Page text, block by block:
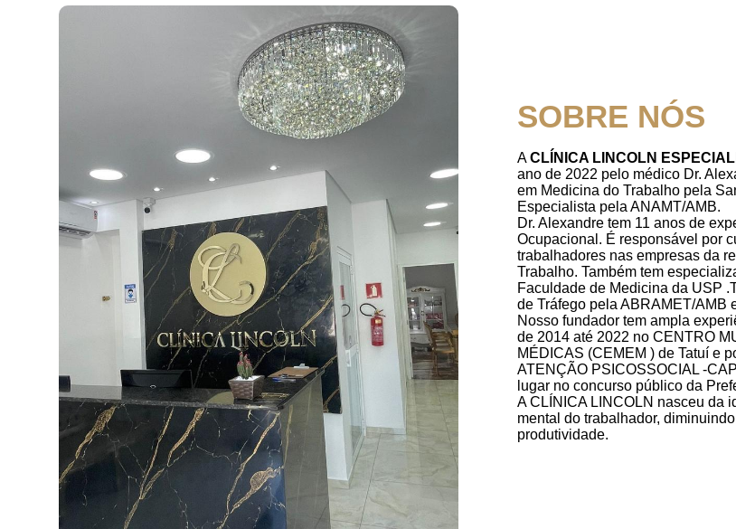
SOBRE NÓS
ACLÍNICA LINCOLN
ano de 2022 pelo médico Dr.
em Medicina do Trabalho pela
Especialista pela ANAMT/AMB.
Dr. Alexandre tem 11 anos de
Ocupacional. É responsável por
trabalhadores nas empresas da
Trabalho. Também tem
Faculdade de Medicina da USP
de Tráfego pela ABRAMET/AMB
Nosso fundador tem ampla
de 2014 até 2022 no CENTRO
MÉDICAS (CEMEM ) de Tatuí e
ATENÇÃO PSICOSSOCIAL -
lugar no concurso público da
A CLÍNICA LINCOLN nasceu da
mental do trabalhador,
produtividade.